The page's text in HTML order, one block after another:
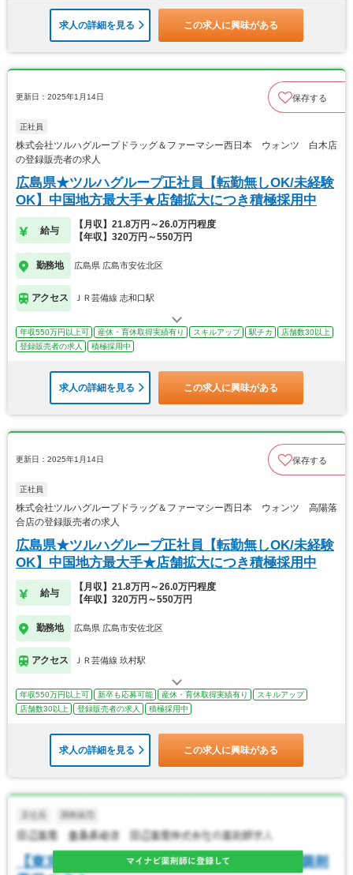
求人の詳細を見る この求人に興味がある
更新日：2025年1月14日 保存する
正社員
株式会社ツルハグループドラッグ＆ファーマシー西日本 ウォンツ 白木店
の登録販売者の求人
広島県★ツルハグループ正社員【転勤無しOK/未経験
OK】中国地方最大手★店舗拡大につき積極採用中
給与
【月収】21.8万円～26.0万円程度
【年収】320万円～550万円
勤務地 広島県 広島市安佐北区
アクセス ＪＲ芸備線 志和口駅
年収550万円以上可 産休・育休取得実績有り スキルアップ 駅チカ
店舗数30以上
登録販売者の求人
積極採用中
求人の詳細を見る この求人に興味がある
更新日：2025年1月14日 保存する
正社員
株式会社ツルハグループドラッグ＆ファーマシー西日本 ウォンツ 高陽落
合店の登録販売者の求人
広島県★ツルハグループ正社員【転勤無しOK/未経験
OK】中国地方最大手★店舗拡大につき積極採用中
給与
【月収】21.8万円～26.0万円程度
【年収】320万円～550万円
勤務地 広島県 広島市安佐北区
アクセス ＪＲ芸備線 玖村駅
年収550万円以上可 新卒も応募可能 産休・育休取得実績有り
スキルアップ
店舗数30以上
登録販売者の求人 積極採用中
求人の詳細を見る この求人に興味がある